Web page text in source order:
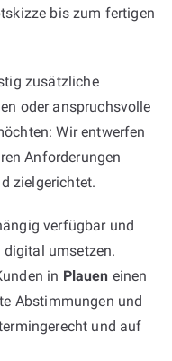
bis zum fertigen
zusätzliche
oder anspruchsvolle
Wir entwerfen
Anforderungen
zielgerichtet.
verfügbar und
umsetzen.
in Plauen einen
Abstimmungen und
und auf